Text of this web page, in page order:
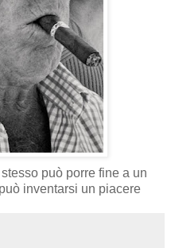
può porre fine a un
inventarsi un piacere